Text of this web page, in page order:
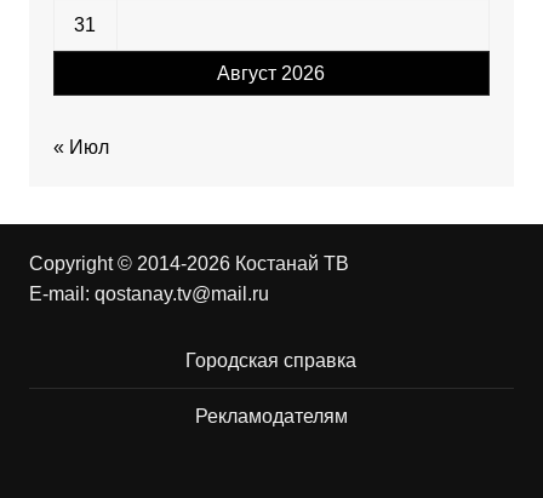
Август 2026
31
« Июл
Copyright © 2014-2026 Костанай ТВ
E-mail: qostanay.tv@mail.ru
Городская справка
Рекламодателям